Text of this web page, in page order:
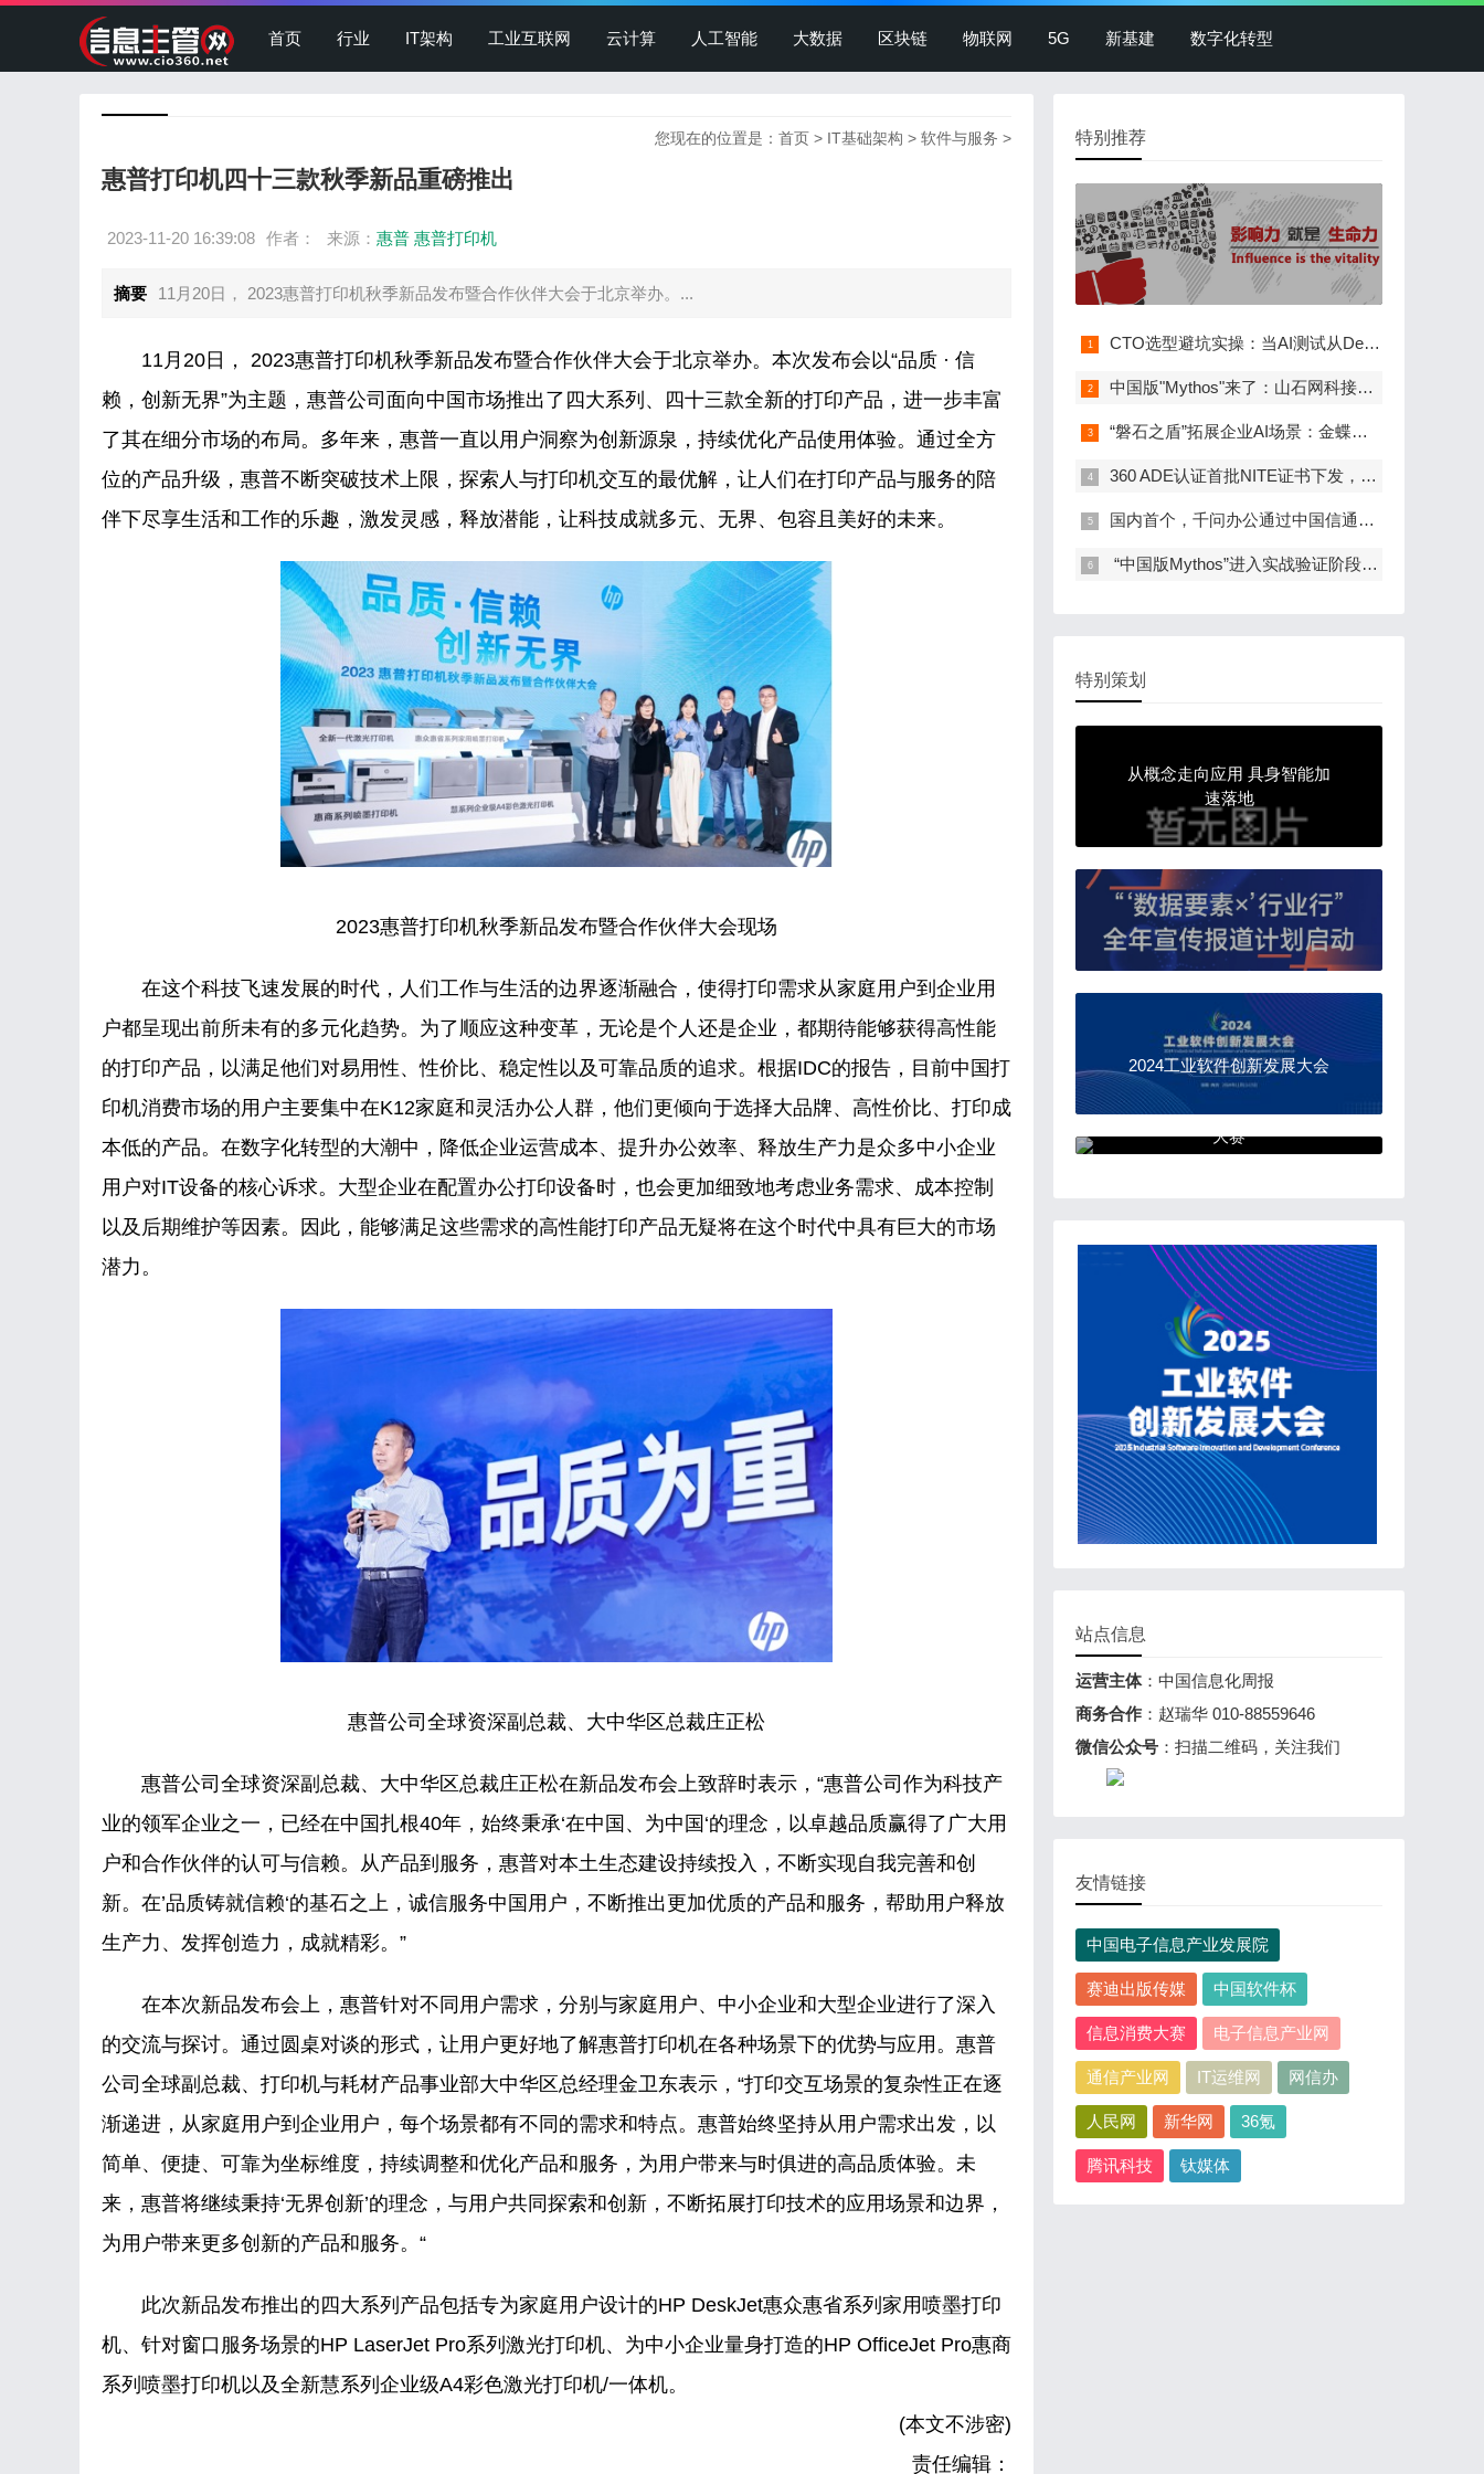
首页 行业 IT架构 工业互联网 云计算 人工智能 大数据 区块链 物联网 5G 新基建 数字化转型
您现在的位置是： 首页 > IT基础架构 > 软件与服务 >
惠普打印机四十三款秋季新品重磅推出
2023-11-20 16:39:08 作者： 来源： 惠普 惠普打印机
摘要 11月20日， 2023惠普打印机秋季新品发布暨合作伙伴大会于北京举办。...
11月20日， 2023惠普打印机秋季新品发布暨合作伙伴大会于北京举办。本次发布会以“品质 · 信
赖，创新无界”为主题，惠普公司面向中国市场推出了四大系列、四十三款全新的打印产品，进一步丰富
了其在细分市场的布局。多年来，惠普一直以用户洞察为创新源泉，持续优化产品使用体验。通过全方
位的产品升级，惠普不断突破技术上限，探索人与打印机交互的最优解，让人们在打印产品与服务的陪
伴下尽享生活和工作的乐趣，激发灵感，释放潜能，让科技成就多元、无界、包容且美好的未来。
2023惠普打印机秋季新品发布暨合作伙伴大会现场
在这个科技飞速发展的时代，人们工作与生活的边界逐渐融合，使得打印需求从家庭用户到企业用
户都呈现出前所未有的多元化趋势。为了顺应这种变革，无论是个人还是企业，都期待能够获得高性能
的打印产品，以满足他们对易用性、性价比、稳定性以及可靠品质的追求。根据IDC的报告，目前中国打
印机消费市场的用户主要集中在K12家庭和灵活办公人群，他们更倾向于选择大品牌、高性价比、打印成
本低的产品。在数字化转型的大潮中，降低企业运营成本、提升办公效率、释放生产力是众多中小企业
用户对IT设备的核心诉求。大型企业在配置办公打印设备时，也会更加细致地考虑业务需求、成本控制
以及后期维护等因素。因此，能够满足这些需求的高性能打印产品无疑将在这个时代中具有巨大的市场
潜力。
惠普公司全球资深副总裁、大中华区总裁庄正松
惠普公司全球资深副总裁、大中华区总裁庄正松在新品发布会上致辞时表示，“惠普公司作为科技产
业的领军企业之一，已经在中国扎根40年，始终秉承‘在中国、为中国‘的理念，以卓越品质赢得了广大用
户和合作伙伴的认可与信赖。从产品到服务，惠普对本土生态建设持续投入，不断实现自我完善和创
新。在’品质铸就信赖‘的基石之上，诚信服务中国用户，不断推出更加优质的产品和服务，帮助用户释放
生产力、发挥创造力，成就精彩。”
在本次新品发布会上，惠普针对不同用户需求，分别与家庭用户、中小企业和大型企业进行了深入
的交流与探讨。通过圆桌对谈的形式，让用户更好地了解惠普打印机在各种场景下的优势与应用。惠普
公司全球副总裁、打印机与耗材产品事业部大中华区总经理金卫东表示，“打印交互场景的复杂性正在逐
渐递进，从家庭用户到企业用户，每个场景都有不同的需求和特点。惠普始终坚持从用户需求出发，以
简单、便捷、可靠为坐标维度，持续调整和优化产品和服务，为用户带来与时俱进的高品质体验。未
来，惠普将继续秉持‘无界创新’的理念，与用户共同探索和创新，不断拓展打印技术的应用场景和边界，
为用户带来更多创新的产品和服务。“
此次新品发布推出的四大系列产品包括专为家庭用户设计的HP DeskJet惠众惠省系列家用喷墨打印
机、针对窗口服务场景的HP LaserJet Pro系列激光打印机、为中小企业量身打造的HP OfficeJet Pro惠商
系列喷墨打印机以及全新慧系列企业级A4彩色激光打印机/一体机。
(本文不涉密)
责任编辑：
特别推荐
CTO选型避坑实操：当AI测试从Demo走向生产，工…
中国版"Mythos"来了：山石网科接入360图龙锋，…
“磐石之盾”拓展企业AI场景：金蝶灵基接入360…
360 ADE认证首批NITE证书下发，政、企、校等…
国内首个，千问办公通过中国信通院办公智能体…
​ “中国版Mythos”进入实战验证阶段，麒麟…
特别策划
从概念走向应用 具身智能加
速落地
2024工业软件创新发展大会
“中国软件杯”大学生软件设计
大赛
站点信息
运营主体：中国信息化周报
商务合作 ：赵瑞华 010-88559646
微信公众号 ：扫描二维码，关注我们
友情链接
中国电子信息产业发展院
赛迪出版传媒 中国软件杯
信息消费大赛 电子信息产业网
通信产业网 IT运维网 网信办
人民网 新华网 36氪
腾讯科技 钛媒体